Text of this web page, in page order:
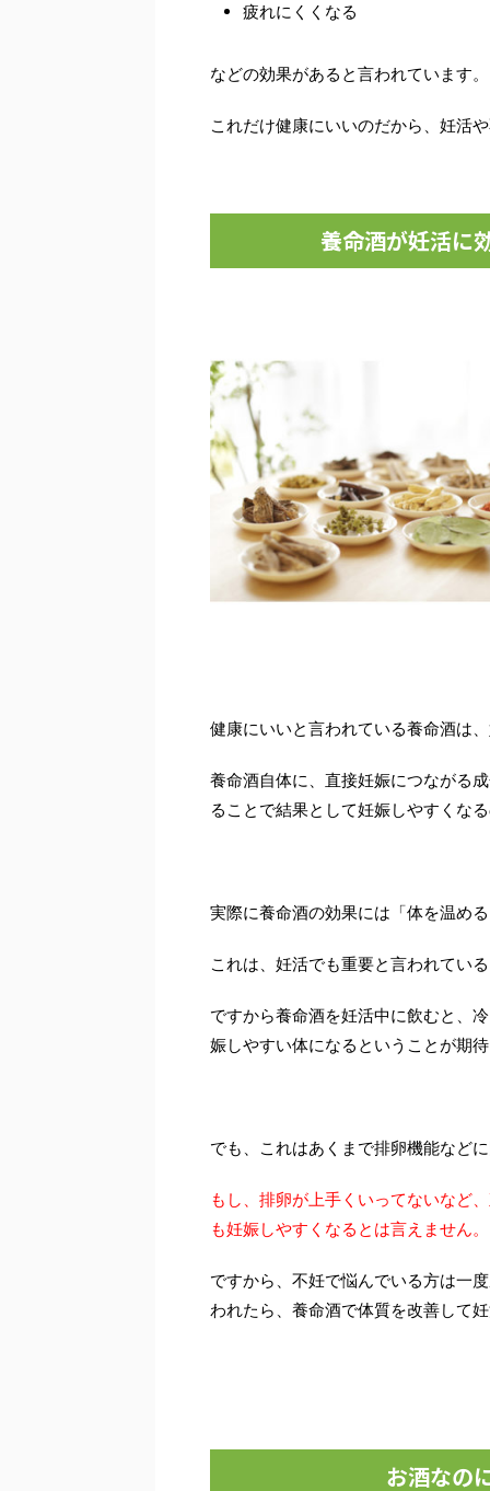
疲れにくくなる
などの効果があると言われています。
これだけ健康にいいのだから、妊活
養命酒が妊活に
健康にいいと言われている養命酒は
養命酒自体に、直接妊娠につながる
ることで結果として妊娠しやすくな
実際に養命酒の効果には「体を温め
これは、妊活でも重要と言われてい
ですから養命酒を妊活中に飲むと、
娠しやすい体になるということが期
でも、これはあくまで排卵機能など
もし、排卵が上手くいってないなど
も妊娠しやすくなるとは言えません。
ですから、不妊で悩んでいる方は一
われたら、養命酒で体質を改善して
お酒なの